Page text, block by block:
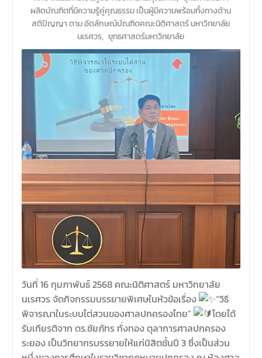
ผลิตบัณฑิตที่มีความรู้คู่คุณธรรม เป็นผู้มีความพร้อมทั้งทางด้าน
สติปัญญา ตาม อัตลักษณ์บัณฑิตคณะนิติศาสตร์ มหาวิทยาลัย
นเรศวร, ยุทธศาสตร์มหาวิทยาลัย
วันที่ 16 กุมภาพันธ์ 2568 คณะนิติศาสตร์ มหาวิทยาลัย
นเรศวร จัดกิจกรรมบรรยายพิเศษในหัวข้อเรื่อง
“วิธี
พิจารณาในระบบไต่สวนของศาลปกครองไทย”
โดยได้
รับเกียรติจาก ดร.ชัยภัทร ทั่งทอง ตุลาการศาลปกครอง
ระยอง เป็นวิทยากรบรรยายให้แก่นิสิตชั้นปี 3 ซึ่งเป็นส่วน